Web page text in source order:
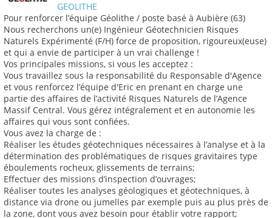
GEOLITHE
Pour renforcer l’équipe Géolithe / poste basé à Aubière (63)
Nous recherchons un(e) Ingénieur Géotechnicien Risques
Naturels Expérimenté (F/H) force de proposition, rigoureux(euse)
et qui a envie de participer à un vrai challenge !
Vos principales missions, si vous les acceptez :
Vous travaillez sous la responsabilité du Responsable d'Agence
et vous renforcez l’équipe d'Eric en prenant en charge une
partie des affaires de l’activité Risques Naturels de l’Agence
Massif Central. Vous gérez intégralement et en autonomie les
affaires qui vous sont confiées.
Vous avez la charge de :
Réaliser les études géotechniques nécessaires à l’analyse et à la
détermination des problématiques de risques gravitaires type
éboulements rocheux, glissements de terrains;
Effectuer des missions d’inspection d’ouvrages;
Réaliser toutes les analyses géologiques et géotechniques, à
distance via drone ou jumelles par exemple puis au plus près de
la zone, dont vous avez besoin pour établir votre rapport;